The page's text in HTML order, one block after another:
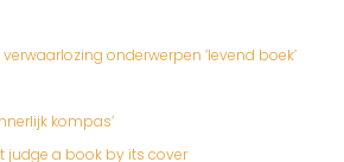
onderwerpen ‘levend boek’
kompas’
judge a book by its cover